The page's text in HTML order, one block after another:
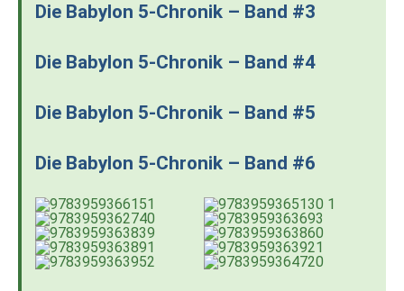
Die Babylon 5-Chronik – Band #3
Die Babylon 5-Chronik – Band #4
Die Babylon 5-Chronik – Band #5
Die Babylon 5-Chronik – Band #6